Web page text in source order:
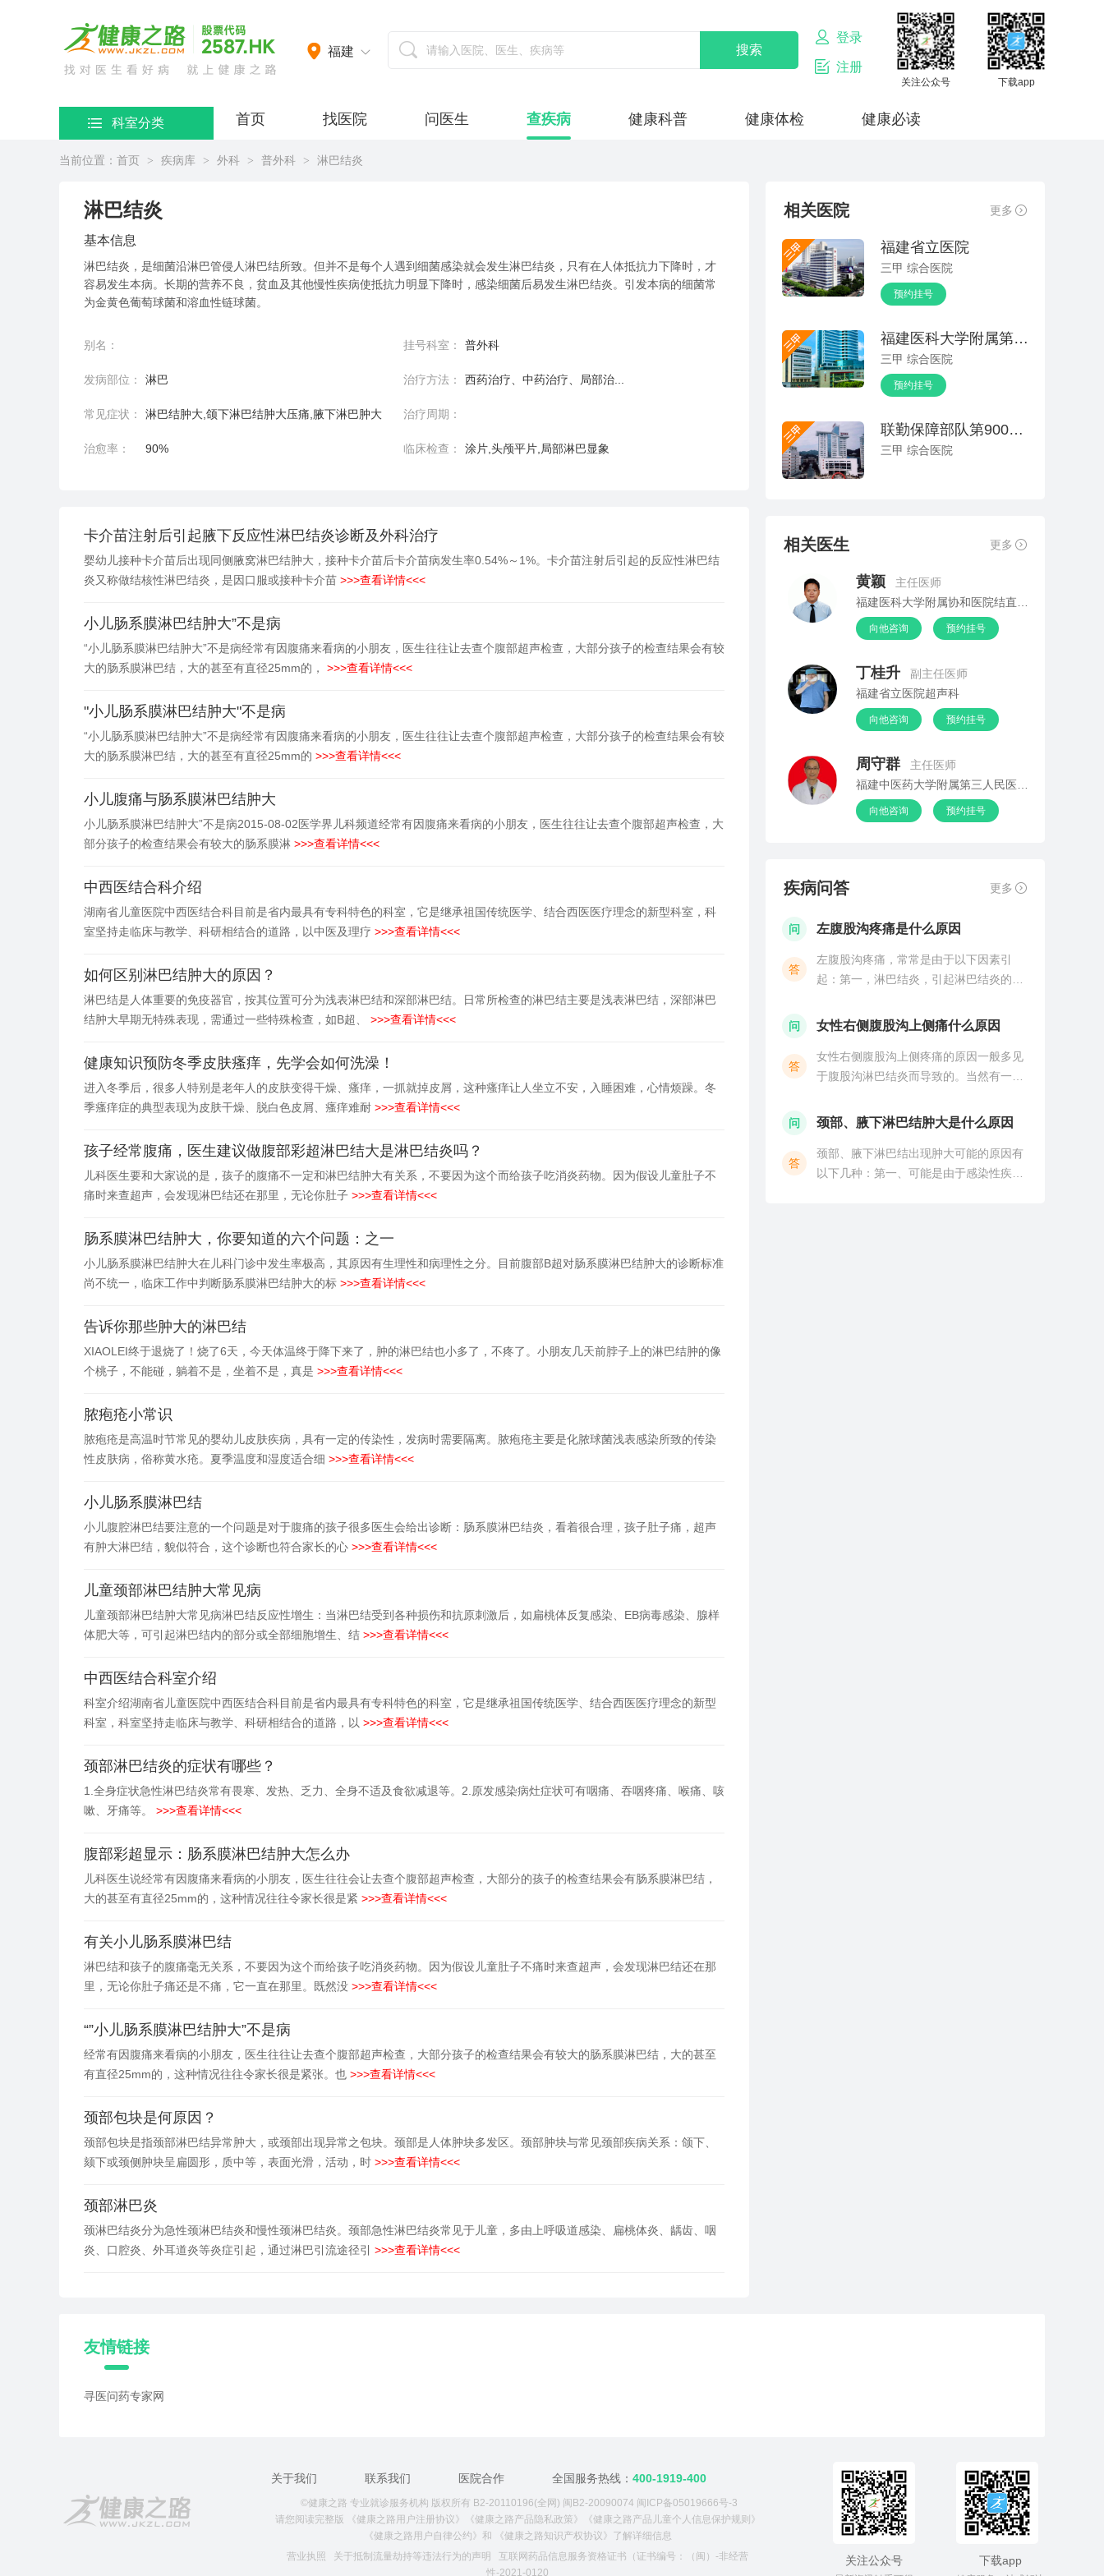
福建
登录
注册
关注公众号 下载app
科室分类 首页 找医院 问医生 查疾病 健康科普 健康体检 健康必读
当前位置： 首页 > 疾病库 > 外科 > 普外科 > 淋巴结炎
淋巴结炎
基本信息
淋巴结炎，是细菌沿淋巴管侵人淋巴结所致。但并不是每个人遇到细菌感染就会发生淋巴结炎，只有在人体抵抗力下降时，才
容易发生本病。长期的营养不良，贫血及其他慢性疾病使抵抗力明显下降时，感染细菌后易发生淋巴结炎。引发本病的细菌常
为金黄色葡萄球菌和溶血性链球菌。
别名： 挂号科室： 普外科
发病部位： 淋巴 治疗方法： 西药治疗、中药治疗、局部治...
常见症状： 淋巴结肿大,颌下淋巴结肿大压痛,腋下淋巴肿大 治疗周期：
治愈率： 90% 临床检查： 涂片,头颅平片,局部淋巴显象
卡介苗注射后引起腋下反应性淋巴结炎诊断及外科治疗
婴幼儿接种卡介苗后出现同侧腋窝淋巴结肿大，接种卡介苗后卡介苗病发生率0.54%～1%。卡介苗注射后引起的反应性淋巴结
炎又称做结核性淋巴结炎，是因口服或接种卡介苗 >>>查看详情<<<
小儿肠系膜淋巴结肿大”不是病
“小儿肠系膜淋巴结肿大”不是病经常有因腹痛来看病的小朋友，医生往往让去查个腹部超声检查，大部分孩子的检查结果会有较
大的肠系膜淋巴结，大的甚至有直径25mm的，
>>>查看详情<<<
"小儿肠系膜淋巴结肿大"不是病
“小儿肠系膜淋巴结肿大”不是病经常有因腹痛来看病的小朋友，医生往往让去查个腹部超声检查，大部分孩子的检查结果会有较
大的肠系膜淋巴结，大的甚至有直径25mm的 >>>查看详情<<<
小儿腹痛与肠系膜淋巴结肿大
小儿肠系膜淋巴结肿大”不是病2015-08-02医学界儿科频道经常有因腹痛来看病的小朋友，医生往往让去查个腹部超声检查，大
部分孩子的检查结果会有较大的肠系膜淋 >>>查看详情<<<
中西医结合科介绍
湖南省儿童医院中西医结合科目前是省内最具有专科特色的科室，它是继承祖国传统医学、结合西医医疗理念的新型科室，科
室坚持走临床与教学、科研相结合的道路，以中医及理疗 >>>查看详情<<<
如何区别淋巴结肿大的原因？
淋巴结是人体重要的免疫器官，按其位置可分为浅表淋巴结和深部淋巴结。日常所检查的淋巴结主要是浅表淋巴结，深部淋巴
结肿大早期无特殊表现，需通过一些特殊检查，如B超、
>>>查看详情<<<
健康知识预防冬季皮肤瘙痒，先学会如何洗澡！
进入冬季后，很多人特别是老年人的皮肤变得干燥、瘙痒，一抓就掉皮屑，这种瘙痒让人坐立不安，入睡困难，心情烦躁。冬
季瘙痒症的典型表现为皮肤干燥、脱白色皮屑、瘙痒难耐 >>>查看详情<<<
孩子经常腹痛，医生建议做腹部彩超淋巴结大是淋巴结炎吗？
儿科医生要和大家说的是，孩子的腹痛不一定和淋巴结肿大有关系，不要因为这个而给孩子吃消炎药物。因为假设儿童肚子不
痛时来查超声，会发现淋巴结还在那里，无论你肚子 >>>查看详情<<<
肠系膜淋巴结肿大，你要知道的六个问题：之一
小儿肠系膜淋巴结肿大在儿科门诊中发生率极高，其原因有生理性和病理性之分。目前腹部B超对肠系膜淋巴结肿大的诊断标准
尚不统一，临床工作中判断肠系膜淋巴结肿大的标 >>>查看详情<<<
告诉你那些肿大的淋巴结
XIAOLEI终于退烧了！烧了6天，今天体温终于降下来了，肿的淋巴结也小多了，不疼了。小朋友几天前脖子上的淋巴结肿的像
个桃子，不能碰，躺着不是，坐着不是，真是 >>>查看详情<<<
脓疱疮小常识
脓疱疮是高温时节常见的婴幼儿皮肤疾病，具有一定的传染性，发病时需要隔离。脓疱疮主要是化脓球菌浅表感染所致的传染
性皮肤病，俗称黄水疮。夏季温度和湿度适合细 >>>查看详情<<<
小儿肠系膜淋巴结
小儿腹腔淋巴结要注意的一个问题是对于腹痛的孩子很多医生会给出诊断：肠系膜淋巴结炎，看着很合理，孩子肚子痛，超声
有肿大淋巴结，貌似符合，这个诊断也符合家长的心 >>>查看详情<<<
儿童颈部淋巴结肿大常见病
儿童颈部淋巴结肿大常见病淋巴结反应性增生：当淋巴结受到各种损伤和抗原刺激后，如扁桃体反复感染、EB病毒感染、腺样
体肥大等，可引起淋巴结内的部分或全部细胞增生、结 >>>查看详情<<<
中西医结合科室介绍
科室介绍湖南省儿童医院中西医结合科目前是省内最具有专科特色的科室，它是继承祖国传统医学、结合西医医疗理念的新型
科室，科室坚持走临床与教学、科研相结合的道路，以 >>>查看详情<<<
颈部淋巴结炎的症状有哪些？
1.全身症状急性淋巴结炎常有畏寒、发热、乏力、全身不适及食欲减退等。2.原发感染病灶症状可有咽痛、吞咽疼痛、喉痛、咳
嗽、牙痛等。
>>>查看详情<<<
腹部彩超显示：肠系膜淋巴结肿大怎么办
儿科医生说经常有因腹痛来看病的小朋友，医生往往会让去查个腹部超声检查，大部分的孩子的检查结果会有肠系膜淋巴结，
大的甚至有直径25mm的，这种情况往往令家长很是紧 >>>查看详情<<<
有关小儿肠系膜淋巴结
淋巴结和孩子的腹痛毫无关系，不要因为这个而给孩子吃消炎药物。因为假设儿童肚子不痛时来查超声，会发现淋巴结还在那
里，无论你肚子痛还是不痛，它一直在那里。既然没 >>>查看详情<<<
“”小儿肠系膜淋巴结肿大”不是病
经常有因腹痛来看病的小朋友，医生往往让去查个腹部超声检查，大部分孩子的检查结果会有较大的肠系膜淋巴结，大的甚至
有直径25mm的，这种情况往往令家长很是紧张。也 >>>查看详情<<<
颈部包块是何原因？
颈部包块是指颈部淋巴结异常肿大，或颈部出现异常之包块。颈部是人体肿块多发区。颈部肿块与常见颈部疾病关系：颌下、
颏下或颈侧肿块呈扁圆形，质中等，表面光滑，活动，时 >>>查看详情<<<
颈部淋巴炎
颈淋巴结炎分为急性颈淋巴结炎和慢性颈淋巴结炎。颈部急性淋巴结炎常见于儿童，多由上呼吸道感染、扁桃体炎、龋齿、咽
炎、口腔炎、外耳道炎等炎症引起，通过淋巴引流途径引
>>>查看详情<<<
相关医院 更多
福建省立医院
三甲 综合医院
预约挂号
福建医科大学附属第一医院
三甲 综合医院
预约挂号
联勤保障部队第900医院(原福州总医院)
三甲 综合医院
相关医生 更多
黄颖
主任医师
向他咨询 预约挂号
丁桂升
副主任医师
福建省立医院超声科
向他咨询 预约挂号
周守群
主任医师
向他咨询 预约挂号
疾病问答 更多
问 左腹股沟疼痛是什么原因
答
左腹股沟疼痛，常常是由于以下因素引
起：第一，淋巴结炎，引起淋巴结炎的原
菌感染、自身免疫系统疾病、血液系统疾
以需要进一步完善相关检
问 女性右侧腹股沟上侧痛什么原因
答
女性右侧腹股沟上侧疼痛的原因一般多见
于腹股沟淋巴结炎而导致的。当然有一些
起来的，患者最好是需要及时到正规的医
沟淋巴结炎引起的右侧
问 颈部、腋下淋巴结肿大是什么原因
答
颈部、腋下淋巴结出现肿大可能的原因有
以下几种：第一、可能是由于感染性疾病
友情链接
寻医问药专家网
关于我们 联系我们 医院合作 全国服务热线： 400-1919-400
©健康之路 专业就诊服务机构 版权所有 B2-20110196(全网) 闽B2-20090074 闽ICP备05019666号-3
请您阅读完整版
《健康之路用户注册协议》 《健康之路产品隐私政策》
《健康之路产品儿童个人信息保护规则》
《健康之路用户自律公约》 和 《健康之路知识产权协议》 了解详细信息
营业执照
关于抵制流量劫持等违法行为的声明
互联网药品信息服务资格证书（证书编号：（闽）-非经营
性-2021-0120
关注公众号 下载app